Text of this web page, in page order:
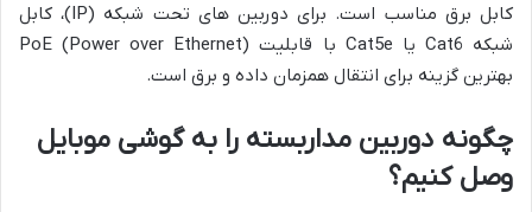
کابل برق مناسب است. برای دوربین های تحت شبکه (IP)، کابل
شبکه Cat6 یا Cat5e با قابلیت PoE (Power over Ethernet)
بهترین گزینه برای انتقال همزمان داده و برق است.
چگونه دوربین مداربسته را به گوشی موبایل
وصل کنیم؟